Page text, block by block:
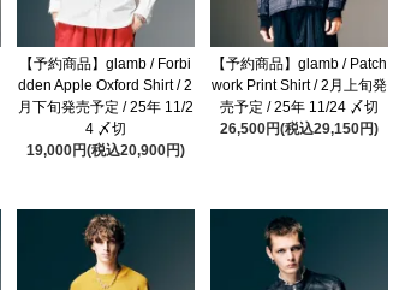
【予約商品】glamb / Forbi
dden Apple Oxford Shirt / 2
月下旬発売予定 / 25年 11/2
4 〆切
19,000円(税込20,900円)
【予約商品】glamb / Patch
work Print Shirt / 2月上旬発
売予定 / 25年 11/24 〆切
26,500円(税込29,150円)